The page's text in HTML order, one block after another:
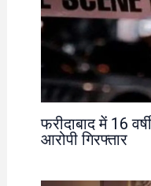
फरीदाबाद में 16
आरोपी गिरफ्तार